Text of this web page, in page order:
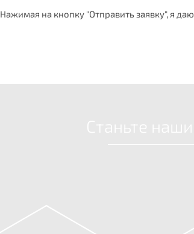
Нажимая на кнопку "Отправить заявку", я даю